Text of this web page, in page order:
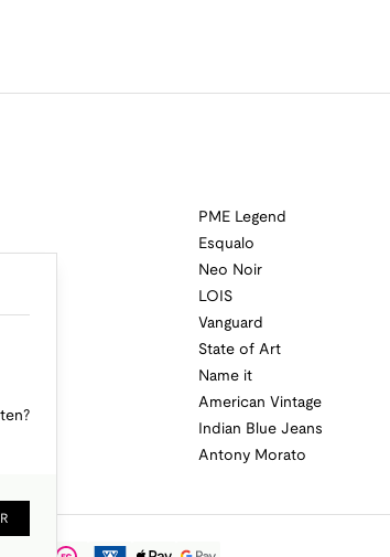
PME Legend
Esqualo
Neo Noir
LOIS
Vanguard
State of Art
Name it
American Vintage
Indian Blue Jeans
Antony Morato